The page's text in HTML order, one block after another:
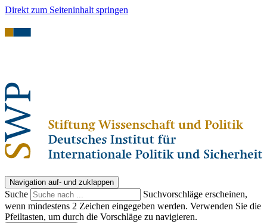
Direkt zum Seiteninhalt springen
Navigation auf- und zuklappen
Suche
Suchvorschläge erscheinen,
wenn mindestens 2 Zeichen eingegeben werden. Verwenden Sie die
Pfeiltasten, um durch die Vorschläge zu navigieren.